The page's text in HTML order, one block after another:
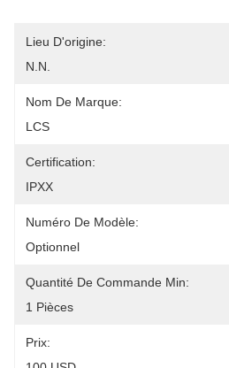
Lieu D'origine:
N.N.
Nom De Marque:
LCS
Certification:
IPXX
Numéro De Modèle:
Optionnel
Quantité De Commande Min:
1 Pièces
Prix: